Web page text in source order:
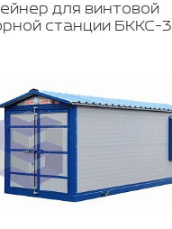
для винтовой
станции БККС-3